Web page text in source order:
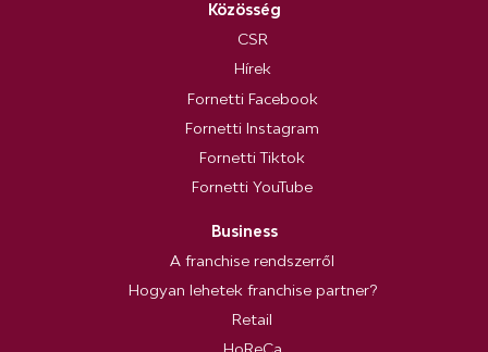
Közösség
CSR
Hírek
Fornetti Facebook
Fornetti Instagram
Fornetti Tiktok
Fornetti YouTube
Business
A franchise rendszerről
Hogyan lehetek franchise partner?
Retail